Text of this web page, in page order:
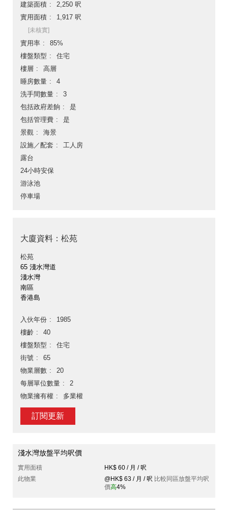
建築面積
2,250 呎
實用面積
1,917 呎
[未核實]
實用率
85%
樓盤類型
住宅
樓層
高層
睡房數量
4
洗手間數量
3
包括政府差餉
是
包括管理費
是
景觀
海景
設施／配套
工人房
露台
24小時安保
游泳池
停車場
大廈資料：松苑
松苑
65 淺水灣道
淺水灣
南區
香港島
入伙年份
1985
樓齡
40
樓盤類型
住宅
街號
65
物業層數
20
每層單位數量
2
物業擁有權
多業權
訂閱更新
淺水灣放盤平均呎價
實用面積
HK$ 60 / 月 / 呎
此物業
@HK$ 63 / 月 / 呎 比較同區放盤平均呎
價高4%